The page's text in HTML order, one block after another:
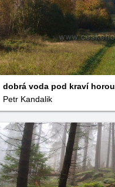
dobrá voda pod kraví horou
Petr Kandalik